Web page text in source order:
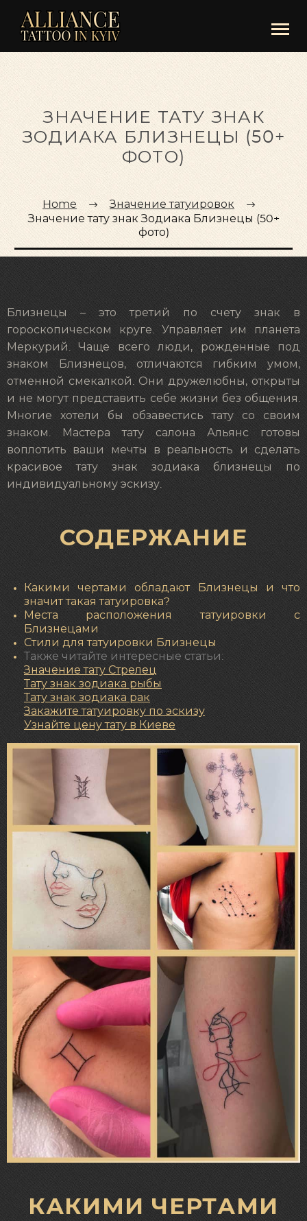
ЗНАЧЕНИЕ ТАТУ ЗНАК
ЗОДИАКА БЛИЗНЕЦЫ (50+
ФОТО)
Home
Значение татуировок
Значение тату знак Зодиака Близнецы (50+
фото)
Близнецы – это третий по счету знак в
гороскопическом круге. Управляет им планета
Меркурий. Чаще всего люди, рожденные под
знаком Близнецов, отличаются гибким умом,
отменной смекалкой. Они дружелюбны, открыты
и не могут представить себе жизни без общения.
Многие хотели бы обзавестись тату со своим
знаком. Мастера тату салона Альянс готовы
воплотить ваши мечты в реальность и сделать
красивое тату знак зодиака близнецы по
индивидуальному эскизу.
СОДЕРЖАНИЕ
Какими чертами обладают Близнецы и что
значит такая татуировка?
Места расположения татуировки с
Близнецами
Стили для татуировки Близнецы
Также читайте интересные статьи:
Значение тату Стрелец
Тату знак зодиака рыбы
Тату знак зодиака рак
Закажите татуировку по эскизу
Узнайте цену тату в Киеве
КАКИМИ ЧЕРТАМИ